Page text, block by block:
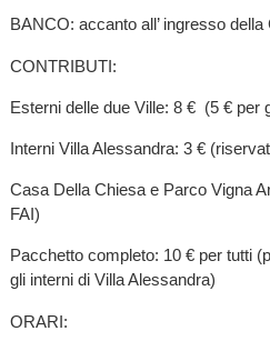
BANCO: accanto all’ ingresso
CONTRIBUTI:
Esterni delle due Ville: 8 € (5 € per
Interni Villa Alessandra: 3 €
Casa Della Chiesa e Parco Vigna
FAI)
Pacchetto completo: 10 € per tutti
gli interni di Villa Alessandra)
ORARI: